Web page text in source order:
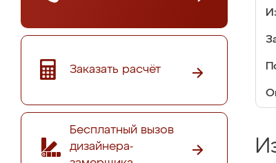
Заказать расчёт
Бесплатный вызов
дизайнера-